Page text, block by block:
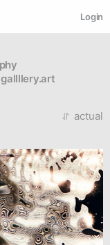
Login
gallllery.art
actual